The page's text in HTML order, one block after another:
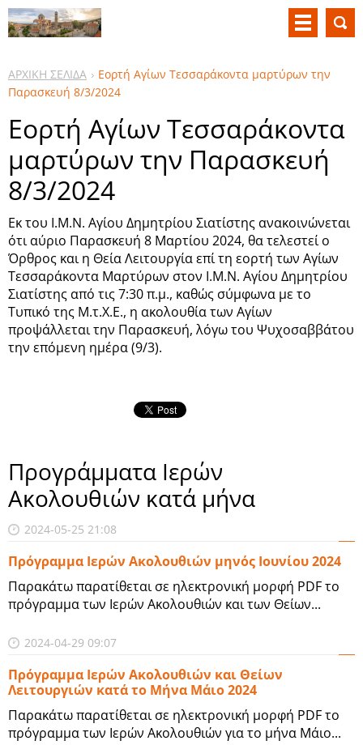
ΑΡΧΙΚΗ ΣΕΛΙΔΑ
Εορτή Αγίων Τεσσαράκοντα μαρτύρων την
Παρασκευή 8/3/2024
Εορτή Αγίων Τεσσαράκοντα
μαρτύρων την Παρασκευή
8/3/2024
Εκ του Ι.Μ.Ν. Αγίου Δημητρίου Σιατίστης ανακοινώνεται
ότι αύριο Παρασκευή 8 Μαρτίου 2024, θα τελεστεί ο
Όρθρος και η Θεία Λειτουργία επί τη εορτή των Αγίων
Τεσσαράκοντα Μαρτύρων στον Ι.Μ.Ν. Αγίου Δημητρίου
Σιατίστης από τις 7:30 π.μ., καθώς σύμφωνα με το
Τυπικό της Μ.τ.Χ.Ε., η ακολουθία των Αγίων
προψάλλεται την Παρασκευή, λόγω του Ψυχοσαββάτου
την επόμενη ημέρα (9/3).
Προγράμματα Ιερών
Ακολουθιών κατά μήνα
2024-05-25 21:08
Πρόγραμμα Ιερών Ακολουθιών μηνός Ιουνίου 2024
Παρακάτω παρατίθεται σε ηλεκτρονική μορφή PDF το
πρόγραμμα των Ιερών Ακολουθιών και των Θείων...
2024-04-29 09:07
Πρόγραμμα Ιερών Ακολουθιών και Θείων
Λειτουργιών κατά το Μήνα Μάιο 2024
Παρακάτω παρατίθεται σε ηλεκτρονική μορφή PDF το
πρόγραμμα των Ιερών Ακολουθιών για το μήνα Μάιο...